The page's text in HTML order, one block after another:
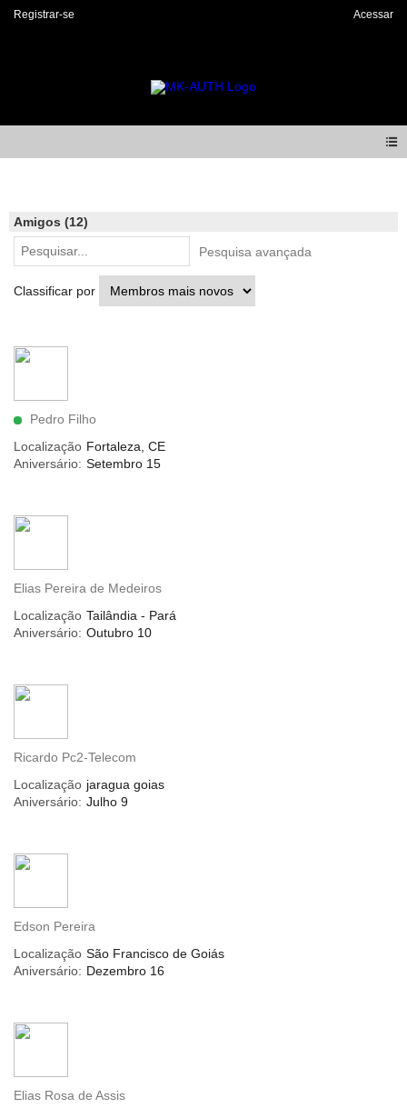
Registrar-se Acessar
Amigos (12)
Classificar por
Pesquisa avançada
Pedro Filho
Localização Fortaleza, CE
Aniversário: Setembro 15
Elias Pereira de Medeiros
Localização Tailândia - Pará
Aniversário: Outubro 10
Ricardo Pc2-Telecom
Localização jaragua goias
Aniversário: Julho 9
Edson Pereira
Localização São Francisco de Goiás
Aniversário: Dezembro 16
Elias Rosa de Assis